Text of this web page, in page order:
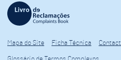
Mapa do Site Ficha Técnica